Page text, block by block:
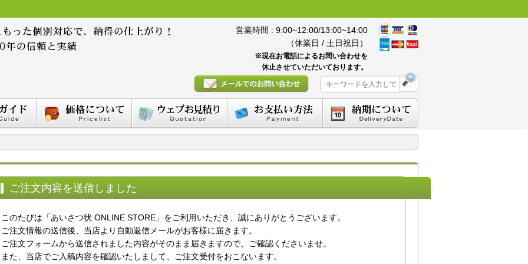
営業時間 : 9:00~12:00/13:00~14:00
（休業日 / 土日祝日）
※現在お電話によるお問い合わせを
休止させていただいております。
ご注文内容を送信しました
このたびは「あいさつ状 ONLINE STORE」をご利用いただき、誠にありがとうございます。
ご注文情報の送信後、当店より自動返信メールがお客様に届きます。
ご注文フォームから送信されました内容がそのまま届きますので、ご確認くださいませ。
また、当店でご入稿内容を確認いたしまして、ご注文受付をおこないます。